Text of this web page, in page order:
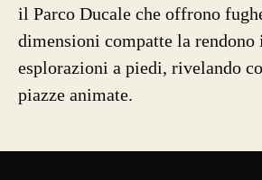
il Parco Ducale che offrono
dimensioni compatte la rendono
esplorazioni a piedi, rivelando
piazze animate.